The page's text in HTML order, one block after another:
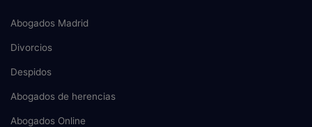
Abogados Madrid
Divorcios
Despidos
Abogados de herencias
Abogados Online